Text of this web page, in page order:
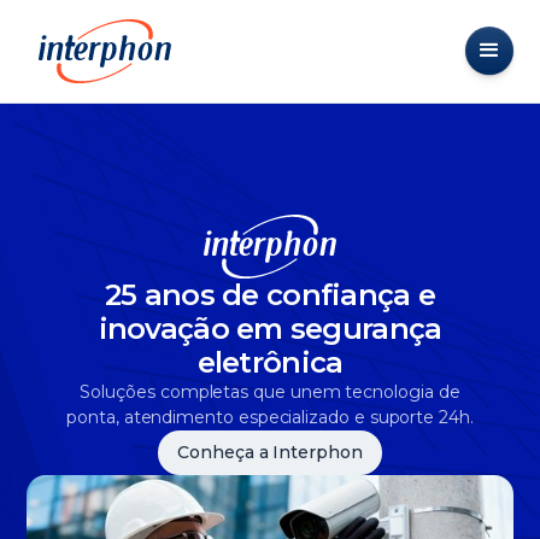
25 anos de confiança e
inovação em segurança
eletrônica
Soluções completas que unem tecnologia de
ponta, atendimento especializado e suporte 24h.
Conheça a Interphon